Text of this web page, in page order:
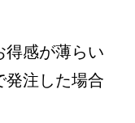
得感が薄らい
発注した場合